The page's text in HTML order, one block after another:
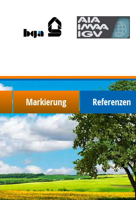
Markierung Referenzen